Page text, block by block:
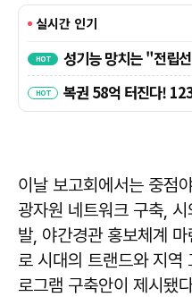
이날 보고회에서는 중점
광자원 네트워크 구축,
발, 야간경관 홍보체계
로 시대의 트랜드와 지역
로그램 구축안이 제시됐